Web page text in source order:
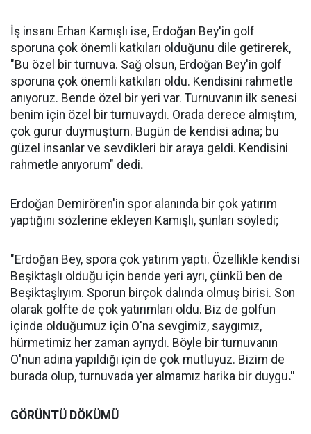
İş insanı Erhan Kamışlı ise, Erdoğan Bey'in golf
sporuna çok önemli katkıları olduğunu dile getirerek,
"Bu özel bir turnuva. Sağ olsun, Erdoğan Bey'in golf
sporuna çok önemli katkıları oldu. Kendisini rahmetle
anıyoruz. Bende özel bir yeri var. Turnuvanın ilk senesi
benim için özel bir turnuvaydı. Orada derece almıştım,
çok gurur duymuştum. Bugün de kendisi adına; bu
güzel insanlar ve sevdikleri bir araya geldi. Kendisini
rahmetle anıyorum" dedi.
Erdoğan Demirören'in spor alanında bir çok yatırım
yaptığını sözlerine ekleyen Kamışlı, şunları söyledi;
"Erdoğan Bey, spora çok yatırım yaptı. Özellikle kendisi
Beşiktaşlı olduğu için bende yeri ayrı, çünkü ben de
Beşiktaşlıyım. Sporun birçok dalında olmuş birisi. Son
olarak golfte de çok yatırımları oldu. Biz de golfün
içinde olduğumuz için O'na sevgimiz, saygımız,
hürmetimiz her zaman ayrıydı. Böyle bir turnuvanın
O'nun adına yapıldığı için de çok mutluyuz. Bizim de
burada olup, turnuvada yer almamız harika bir duygu."
GÖRÜNTÜ DÖKÜMÜ